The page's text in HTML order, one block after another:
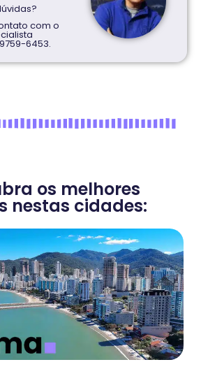
com o
6453.
os melhores
nestas cidades: